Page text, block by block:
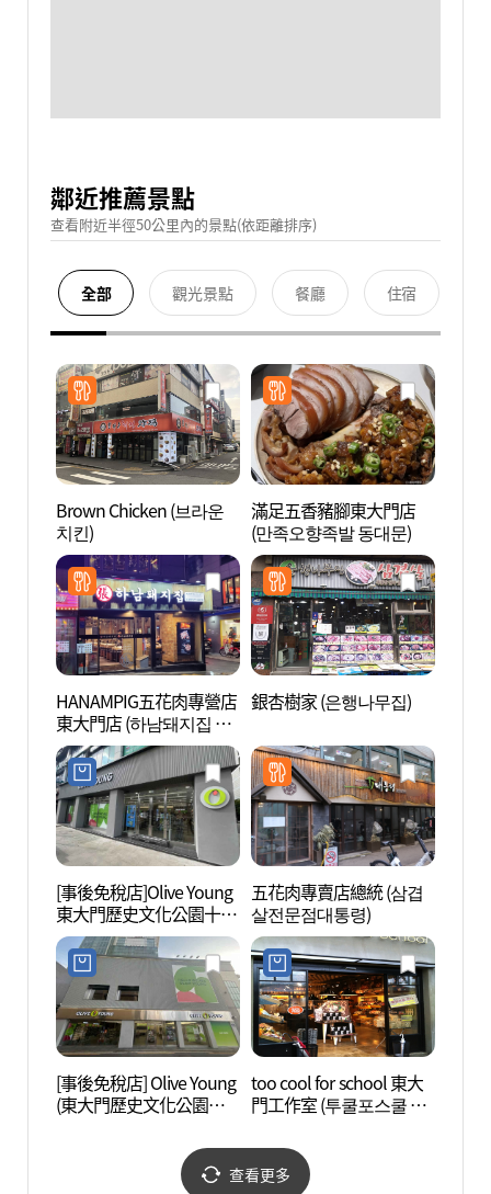
鄰近推薦景點
查看附近半徑50公里內的景點(依距離排序)
全部 觀光景點 餐廳 住宿
Brown Chicken (브라운
치킨)
滿足五香豬腳東大門店
(만족오향족발 동대문)
HANAMPIG五花肉專營店
東大門店 (하남돼지집 동
대문)
銀杏樹家 (은행나무집)
[事後免稅店]Olive Young
東大門歷史文化公園十字
路口店(올리브영 동대문
역사문화공원사거리점)
五花肉專賣店總統 (삼겹
살전문점대통령)
[事後免稅店] Olive Young
(東大門歷史文化公園站
too cool for school 東大
門工作室 (투쿨포스쿨 동
查看更多